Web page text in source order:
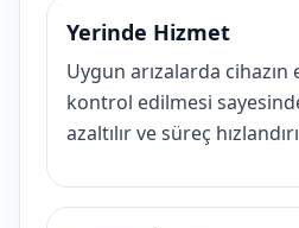
Yerinde Hizmet
Uygun arızalarda cihazın
kontrol edilmesi
azaltılır ve süreç